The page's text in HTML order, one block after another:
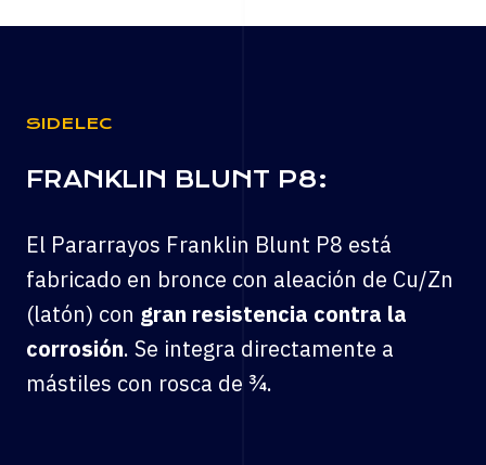
SIDELEC
FRANKLIN BLUNT P8:
El Pararrayos Franklin Blunt P8 está
fabricado en bronce con aleación de Cu/Zn
(latón) con gran resistencia contra la
corrosión. Se integra directamente a
mástiles con rosca de ¾.